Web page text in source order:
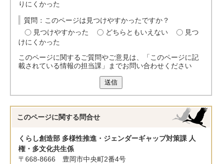
りにくかった
質問：このページは見つけやすかったですか？
見つけやすかった
どちらともいえない
見つ
けにくかった
このページに関するご質問やご意見は、「このページに記
載されている情報の担当課」までお問い合わせください
送信
このページに関する 問合せ
くらし創造部 多様性推進・ジェンダーギャップ対策課 人
権・多文化共生係
〒668-8666 豊岡市中央町2番4号